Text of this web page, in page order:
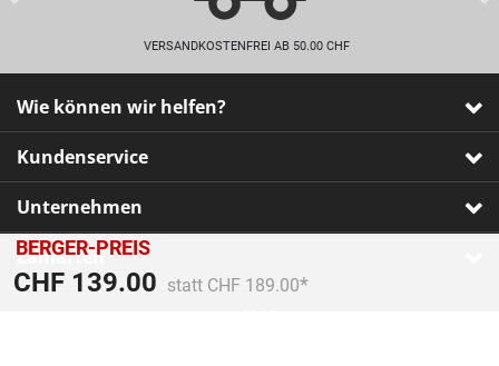
BERGER-PREIS
CHF 139.00 Preis reduziert von
statt CHF 189.00
An
VERSANDKOSTENFREI AB 50.00 CHF
Wie können wir helfen?
Kundenservice
Unternehmen
Zahlarten